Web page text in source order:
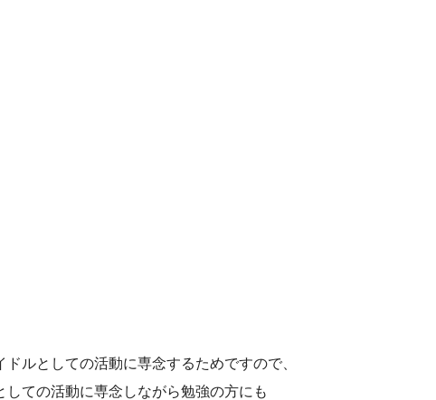
ドルとしての活動に専念するためですので、
しての活動に専念しながら勉強の方にも